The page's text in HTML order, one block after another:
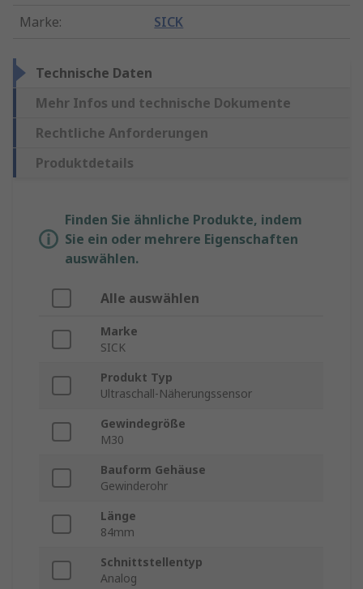
Marke: SICK
Technische Daten
Mehr Infos und technische Dokumente
Rechtliche Anforderungen
Produktdetails
Finden Sie ähnliche Produkte, indem
Sie ein oder mehrere Eigenschaften
auswählen.
Alle auswählen
Marke
SICK
Produkt Typ
Ultraschall-Näherungssensor
Gewindegröße
M30
Bauform Gehäuse
Gewinderohr
Länge
84mm
Schnittstellentyp
Analog